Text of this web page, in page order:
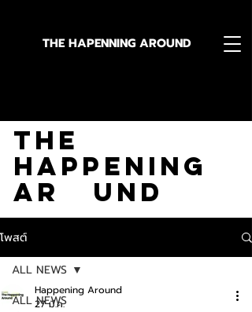
THE HAPENNING AROUND
The
Happening
Ar und
โพสต์
ALL NEWS
ALL NEWS
Happening Around
27 มี.ค.